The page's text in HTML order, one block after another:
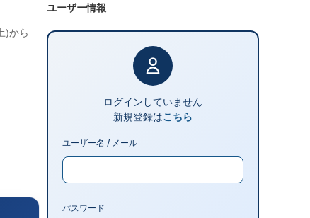
)から
ユーザー情報
ログインしていません
新規登録はこちら
ユーザー名 / メール
パスワード